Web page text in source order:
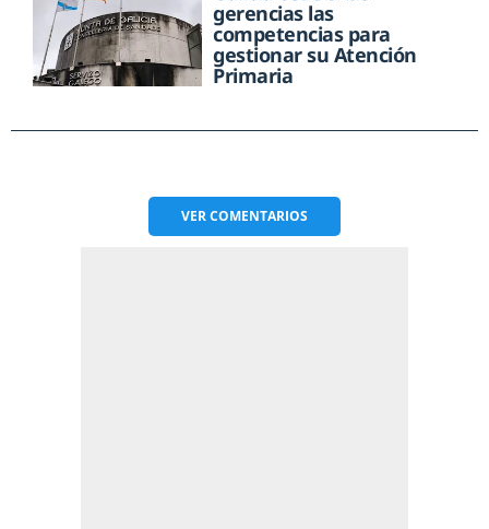
gerencias las
competencias para
gestionar su Atención
Primaria
VERCOMENTARIOS